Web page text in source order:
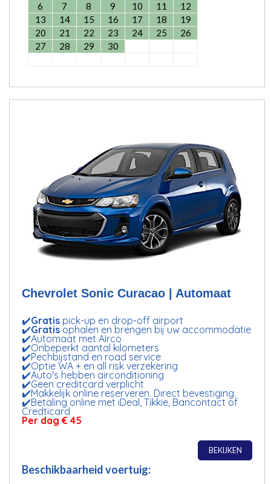
6
7 8 9 10 11
12
13
14 15 16 17 18
19
20
21 22 23 24 25
26
27
28 29 30
Chevrolet Sonic Curacao | Automaat
✔️Gratis pick-up en drop-off airport
✔️Gratis ophalen en brengen bij uw accommodatie
✔️Automaat met Airco
✔️Onbeperkt aantal kilometers
✔️Pechbijstand en road service
✔️Optie WA + en all risk verzekering
✔️Auto's hebben airconditioning
✔️Geen creditcard verplicht
✔️Makkelijk online reserveren. Direct bevestiging.
✔️Betaling online met iDeal, Tikkie, Bancontact of
Credticard
Per dag€ 45
BEKIJKEN
Beschikbaarheid voertuig: